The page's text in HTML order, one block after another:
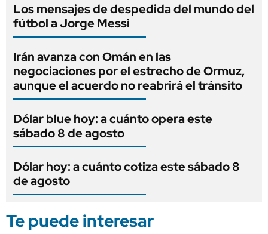
Los mensajes de despedida del mundo del
fútbol a Jorge Messi
Irán avanza con Omán en las
negociaciones por el estrecho de Ormuz,
aunque el acuerdo no reabrirá el tránsito
Dólar blue hoy: a cuánto opera este
sábado 8 de agosto
Dólar hoy: a cuánto cotiza este sábado 8
de agosto
Te puede interesar